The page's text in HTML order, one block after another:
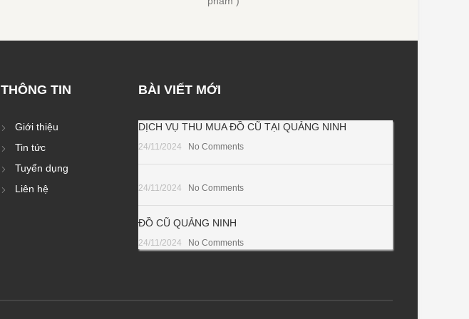
THÔNG TIN
Giới thiệu
Tin tức
Tuyển dụng
Liên hệ
BÀI VIẾT MỚI
DỊCH VỤ THU MUA ĐỒ CŨ TẠI QUẢNG NINH
24/11/2024 No Comments
24/11/2024 No Comments
ĐỒ CŨ QUẢNG NINH
24/11/2024 No Comments